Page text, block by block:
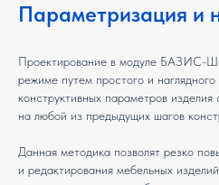
Параметризация и
Проектирование в модуле БАЗИС-
режиме путем простого и
конструктивных параметров
на любой из предыдущих шагов
Данная методика позволят резко
и редактирования мебельных